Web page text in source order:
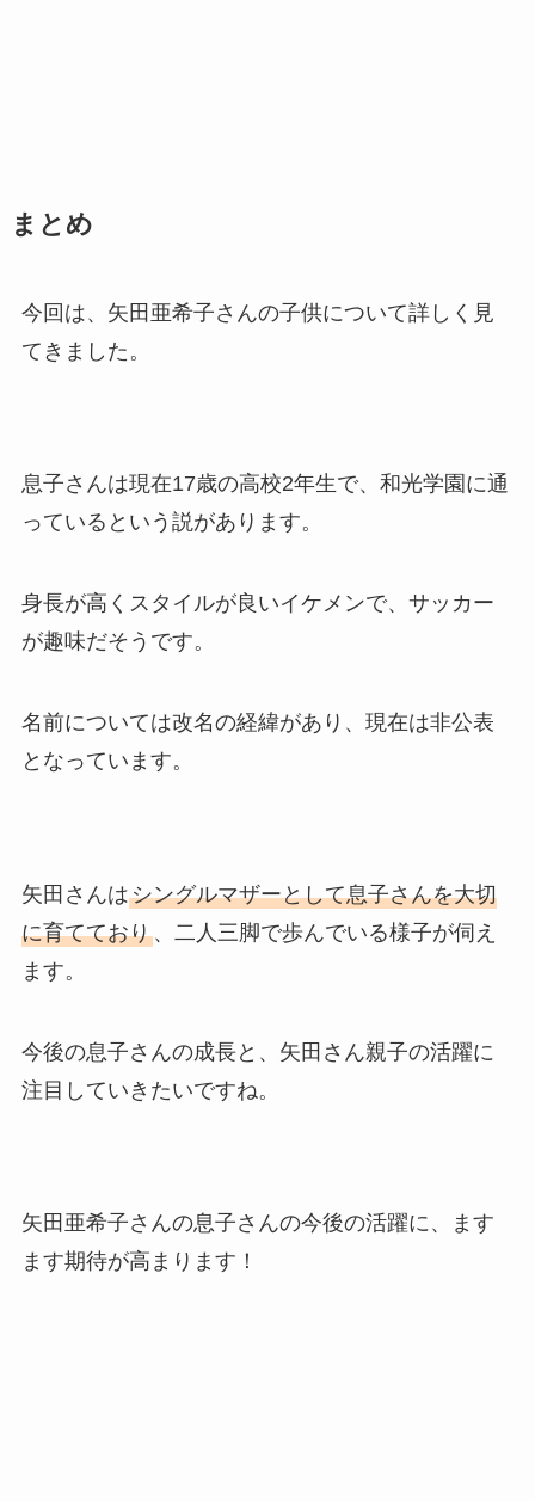
まとめ
今回は、矢田亜希子さんの子供について詳しく見
てきました。
息子さんは現在17歳の高校2年生で、和光学園に通
っているという説があります。
身長が高くスタイルが良いイケメンで、サッカー
が趣味だそうです。
名前については改名の経緯があり、現在は非公表
となっています。
矢田さんはシングルマザーとして息子さんを大切
に育てており、二人三脚で歩んでいる様子が伺え
ます。
今後の息子さんの成長と、矢田さん親子の活躍に
注目していきたいですね。
矢田亜希子さんの息子さんの今後の活躍に、ます
ます期待が高まります！